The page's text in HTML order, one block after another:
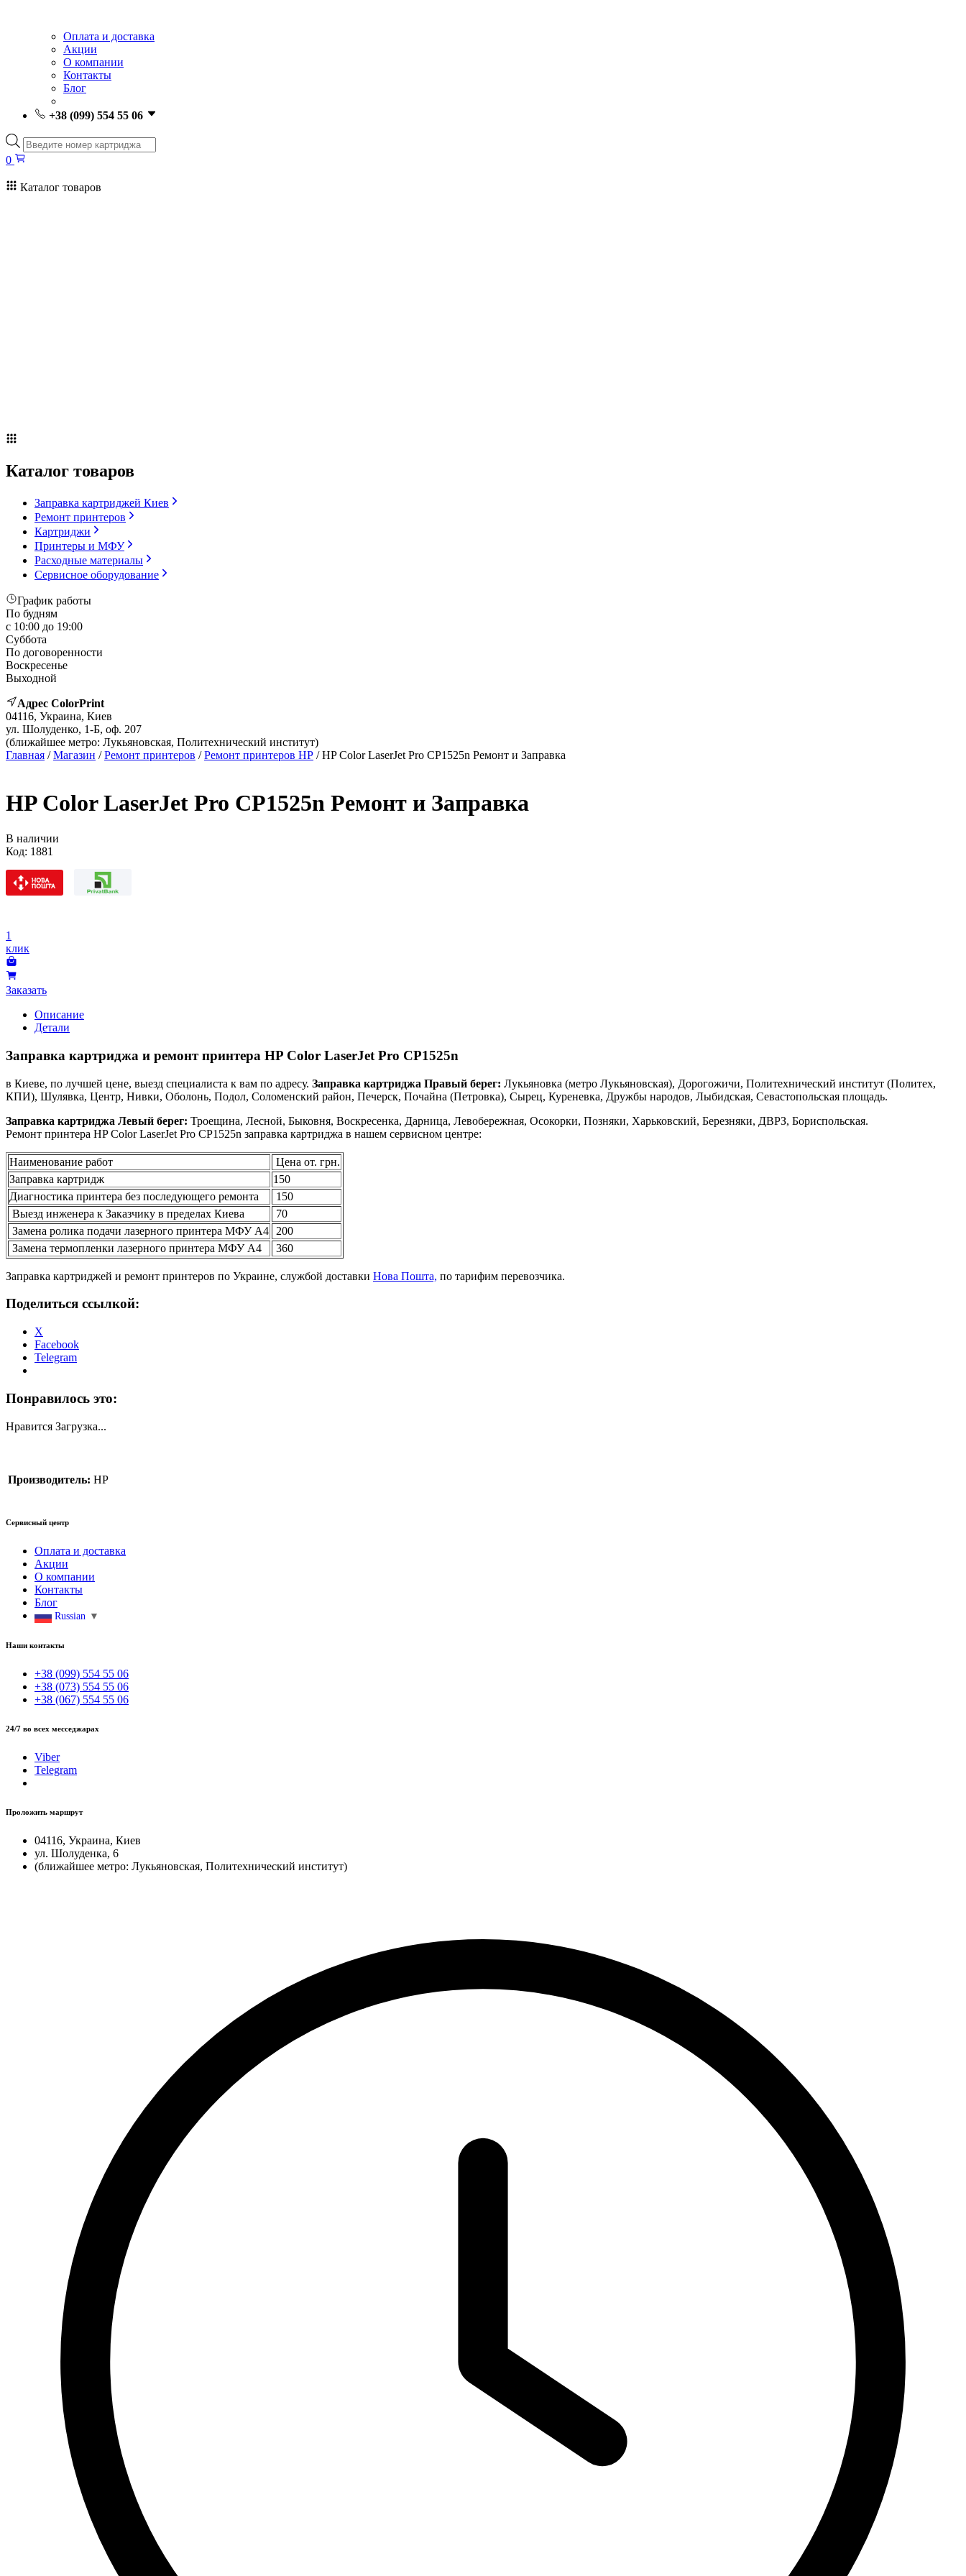
Оплата и доставка
Акции
О компании
Контакты
Блог
+38 (099) 554 55 06
Поиск
товаров
0
Каталог товаров
Каталог товаров
Заправка картриджей Киев
Ремонт принтеров
Картриджи
Принтеры и МФУ
Расходные материалы
Сервисное оборудование
График работы
По будням
с 10:00 до 19:00
Суббота
По договоренности
Воскресенье
Выходной
Адрес ColorPrint
04116, Украина, Киев
ул. Шолуденко, 1-Б, оф. 207
(ближайшее метро: Лукьяновская, Политехнический институт)
Главная /Магазин /Ремонт принтеров /Ремонт принтеров HP / HP Color LaserJet Pro CP1525n Ремонт и Заправка
HP Color LaserJet Pro CP1525n Ремонт и Заправка
В наличии
Код: 1881
1
клик
Заказать
Описание
Детали
Заправка картриджа и ремонт принтера HP Color LaserJet Pro CP1525n
в Киеве, по лучшей цене, выезд специалиста к вам по адресу. Заправка картриджа Правый берег: Лукьяновка (метро Лукьяновская), Дорогожичи, Политехнический институт (Политех,
КПИ), Шулявка, Центр, Нивки, Оболонь, Подол, Соломенский район, Печерск, Почайна (Петровка), Сырец, Куреневка, Дружбы народов, Лыбидская, Севастопольская площадь.
Заправка картриджа Левый берег: Троещина, Лесной, Быковня, Воскресенка, Дарница, Левобережная, Осокорки, Позняки, Харьковский, Березняки, ДВРЗ, Бориспольская.
Ремонт принтера HP Color LaserJet Pro CP1525n заправка картриджа в нашем сервисном центре:
Наименование работ
Цена от. грн.
Заправка картридж
150
Диагностика принтера без последующего ремонта
150
Выезд инженера к Заказчику в пределах Киева
70
Замена ролика подачи лазерного принтера МФУ А4
200
Замена термопленки лазерного принтера МФУ А4
360
Заправка картриджей и ремонт принтеров по Украине, службой доставки Нова Пошта, по тарифим перевозчика.
Поделиться ссылкой:
X
Facebook
Telegram
Понравилось это:
Нравится Загрузка...
Производитель: HP
Сервисный центр
Оплата и доставка
Акции
О компании
Контакты
Блог
Russian ▼
Наши контакты
+38 (099) 554 55 06
+38 (073) 554 55 06
+38 (067) 554 55 06
24/7 во всех месседжарах
Viber
Telegram
Проложить маршрут
04116, Украина, Киев
ул. Шолуденка, 6
(ближайшее метро: Лукьяновская, Политехнический институт)